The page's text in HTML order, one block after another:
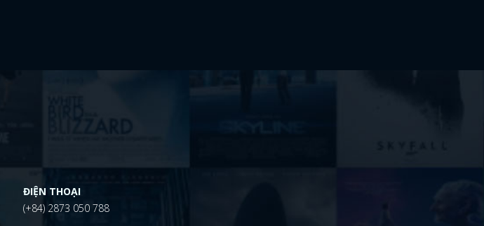
ĐIỆN THOẠI
(+84) 2873 050 788